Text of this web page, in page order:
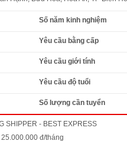
Số năm kinh nghiệm
Yêu cầu bằng cấp
Yêu cầu giới tính
Yêu cầu độ tuổi
Số lượng cần tuyển
SHIPPER - BEST EXPRESS
đ/tháng